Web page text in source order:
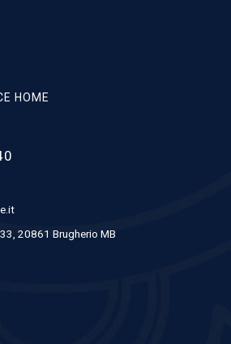
HOME
20861 Brugherio MB